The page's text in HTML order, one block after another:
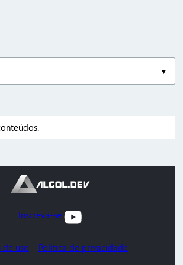
Inscreva-se
de uso Política de privacidade